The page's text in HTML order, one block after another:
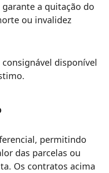
garante a quitação do
ou invalidez
disponível
permitindo
das parcelas ou
Os contratos acima